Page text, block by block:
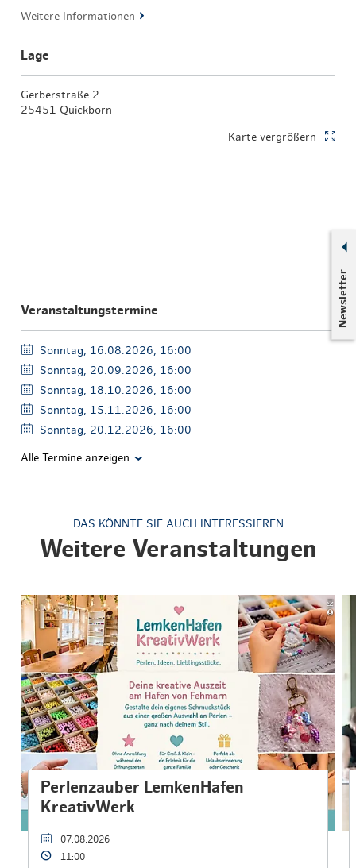
Newsletter
Weitere Informationen
Lage
Gerberstraße 2
25451 Quickborn
Karte vergrößern
Veranstaltungstermine
Sonntag, 16.08.2026, 16:00
Sonntag, 20.09.2026, 16:00
Sonntag, 18.10.2026, 16:00
Sonntag, 15.11.2026, 16:00
Sonntag, 20.12.2026, 16:00
Alle Termine anzeigen
DAS KÖNNTE SIE AUCH INTERESSIEREN
Weitere Veranstaltungen
© KI
Perlenzauber LemkenHafen
KreativWerk
07.08.2026
11:00